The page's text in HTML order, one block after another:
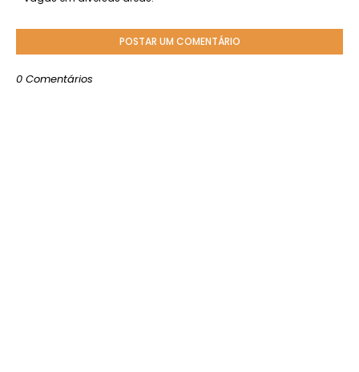
POSTAR UM COMENTÁRIO
0 Comentários